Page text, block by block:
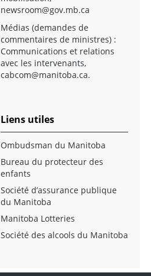
newsroom@gov.mb.ca
Médias (demandes de
commentaires de ministres) :
Communications et relations
avec les intervenants,
cabcom@manitoba.ca.
Liens utiles
Ombudsman du Manitoba
Bureau du protecteur des
enfants
Société d’assurance publique
du Manitoba
Manitoba Lotteries
Société des alcools du Manitoba